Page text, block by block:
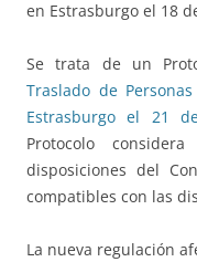
en Estrasburgo el 18
Se trata de un
Traslado de
Estrasburgo el 21
Protocolo
disposiciones del
compatibles con las
La nueva regulación